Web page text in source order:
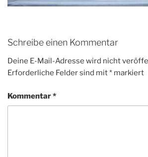
Schreibe einen Kommentar
Deine E-Mail-Adresse wird nicht
Erforderliche Felder sind mit* markiert
Kommentar*